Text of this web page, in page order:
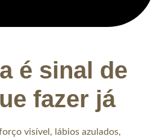
é sinal de
fazer já
visível, lábios azulados,